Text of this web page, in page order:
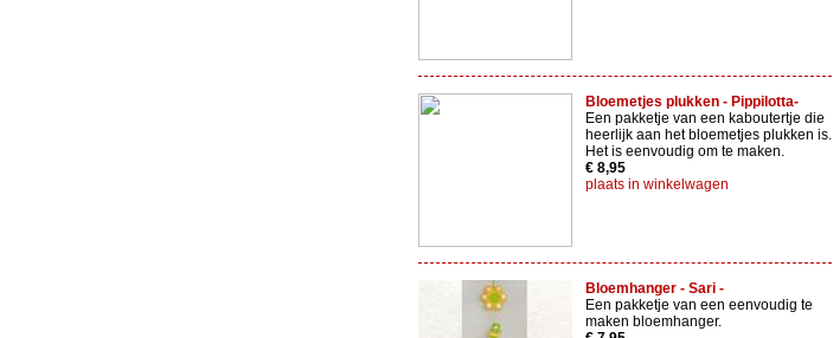
Bloemetjes plukken - Pippilotta-
Een pakketje van een kaboutertje die
heerlijk aan het bloemetjes plukken is.
Het is eenvoudig om te maken.
€ 8,95
plaats in winkelwagen
Bloemhanger - Sari -
Een pakketje van een eenvoudig te
maken bloemhanger.